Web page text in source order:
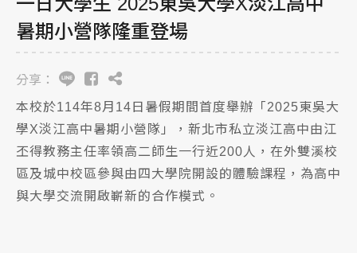
暑期小營隊隆重登場
分享：
本校於114年8月14日暑假期間首度舉辦「2025東吳大
學X淡江高中暑期小營隊」，新北市私立淡江高中由江
丕得教務主任率領高二師生一行近200人，在外雙溪校
區及城中校區參與由四大學院開設的體驗課程，為高中
與大學交流開啟嶄新的合作模式。